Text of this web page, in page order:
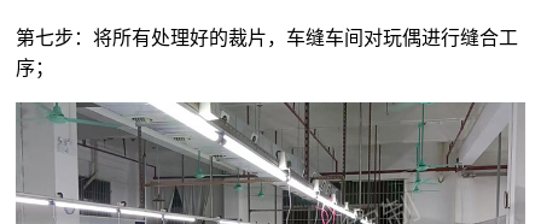
第七步：将所有处理好的裁片，车缝车间对玩偶进行缝合工
序；